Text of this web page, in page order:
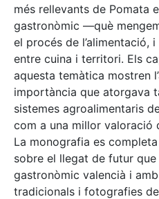
més rellevants de Pomata
gastronòmic —què
el procés de l’alimentació,
entre cuina i territori. Els
aquesta temàtica mostren
importància que atorgava
sistemes agroalimentaris
com a una millor valoració
La monografia es
sobre el llegat de futur
gastronòmic valencià i
tradicionals i fotografies